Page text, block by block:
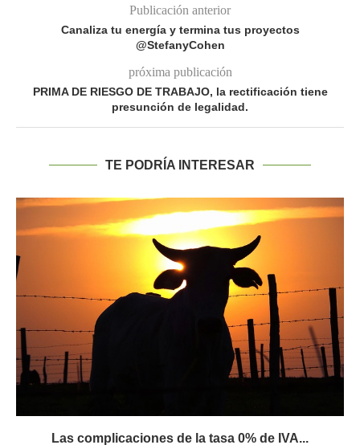
Publicación anterior
Canaliza tu energía y termina tus proyectos
@StefanyCohen
próxima publicación
PRIMA DE RIESGO DE TRABAJO, la rectificación tiene
presunción de legalidad.
TE PODRÍA INTERESAR
Las complicaciones de la tasa 0% de IVA...